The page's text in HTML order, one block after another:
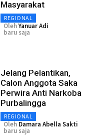
Masyarakat
REGIONAL
OlehYanuar Adi
baru saja
Jelang Pelantikan,
Calon Anggota Saka
Perwira Anti Narkoba
Purbalingga
REGIONAL
Oleh Damara Abella Sakti
baru saja